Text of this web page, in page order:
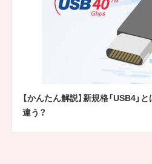
【かんたん解説】新規格「USB4」
違う？